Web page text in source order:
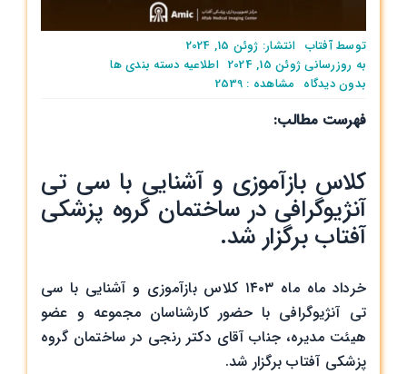
توسطآفتاب انتشار: ژوئن 15, 2024
به روزرسانی ژوئن 15, 2024
اطلاعیه دسته بندی ها
بدون ديدگاهon
بازآموزی
با
سی
تی
آنژیوگرافی
مشاهده : 2539
فهرست مطالب:
کلاس‌ بازآموزی و آشنایی با سی تی
آنژیوگرافی در ساختمان گروه پزشکی
آفتاب برگزار شد.
خرداد ماه ماه ۱۴۰۳ کلاس‌ بازآموزی و آشنایی با سی
تی آنژیوگرافی با حضور کارشناسان مجموعه و عضو
هیئت مدیره، جناب آقای دکتر رنجی در ساختمان گروه
پزشکی آفتاب برگزار شد.